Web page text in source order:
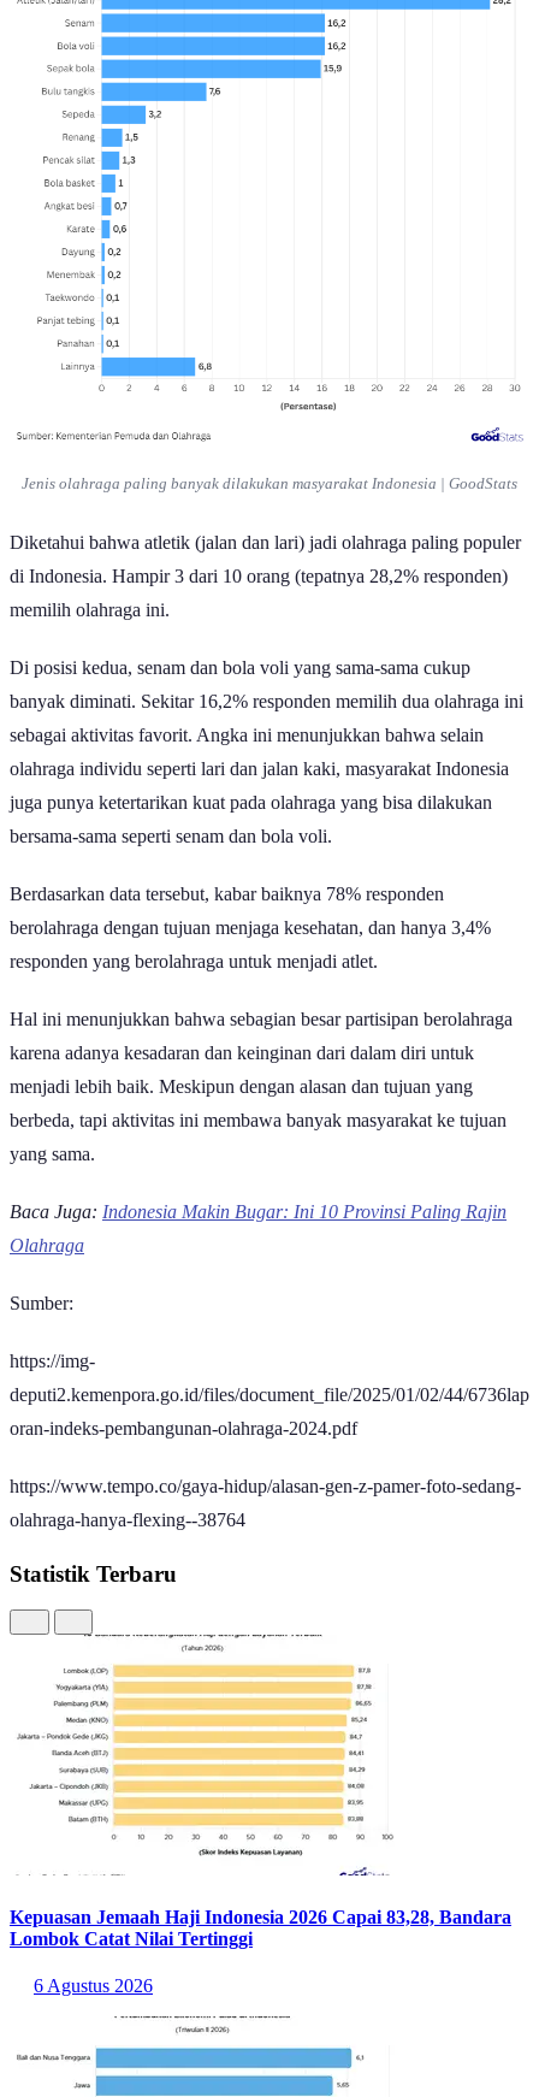
Jenis olahraga paling banyak dilakukan masyarakat Indonesia | GoodStats
Diketahui bahwa atletik (jalan dan lari) jadi olahraga paling populer
di Indonesia. Hampir 3 dari 10 orang (tepatnya 28,2% responden)
memilih olahraga ini.
Di posisi kedua, senam dan bola voli yang sama-sama cukup
banyak diminati. Sekitar 16,2% responden memilih dua olahraga ini
sebagai aktivitas favorit. Angka ini menunjukkan bahwa selain
olahraga individu seperti lari dan jalan kaki, masyarakat Indonesia
juga punya ketertarikan kuat pada olahraga yang bisa dilakukan
bersama-sama seperti senam dan bola voli.
Berdasarkan data tersebut, kabar baiknya 78% responden
berolahraga dengan tujuan menjaga kesehatan, dan hanya 3,4%
responden yang berolahraga untuk menjadi atlet.
Hal ini menunjukkan bahwa sebagian besar partisipan berolahraga
karena adanya kesadaran dan keinginan dari dalam diri untuk
menjadi lebih baik. Meskipun dengan alasan dan tujuan yang
berbeda, tapi aktivitas ini membawa banyak masyarakat ke tujuan
yang sama.
Baca Juga: Indonesia Makin Bugar: Ini 10 Provinsi Paling Rajin
Olahraga
Sumber:
https://img-
deputi2.kemenpora.go.id/files/document_file/2025/01/02/44/6736lap
oran-indeks-pembangunan-olahraga-2024.pdf
https://www.tempo.co/gaya-hidup/alasan-gen-z-pamer-foto-sedang-
olahraga-hanya-flexing--38764
Statistik Terbaru
Kepuasan Jemaah Haji Indonesia 2026 Capai 83,28, Bandara
Lombok Catat Nilai Tertinggi
6 Agustus 2026